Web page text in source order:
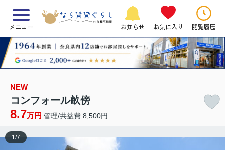
メニュー お知らせ お気に入り 閲覧履歴
NEW
コンフォール畝傍
8.7万円 管理/共益費 8,500円
1/7